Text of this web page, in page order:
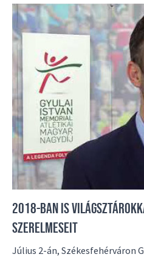
2018-BAN IS
SZERELMESEIT
Július 2-án, Székesfehérváron